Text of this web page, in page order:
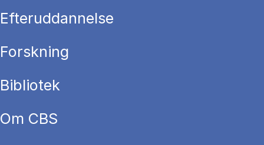
Efteruddannelse
Forskning
Bibliotek
Om CBS